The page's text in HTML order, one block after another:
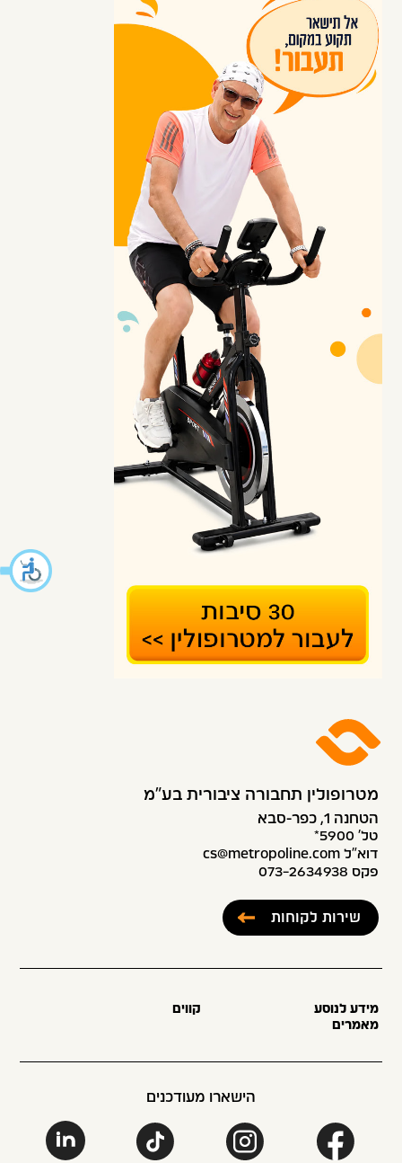
מטרופולין תחבורה ציבורית בע״מ
הטחנה 1, כפר-סבא
טל׳ 5900*
דוא”ל cs@metropoline.com
פקס 073-2634938
שירות לקוחות
מידע לנוסע
קווים
מאמרים
הישארו מעודכנים